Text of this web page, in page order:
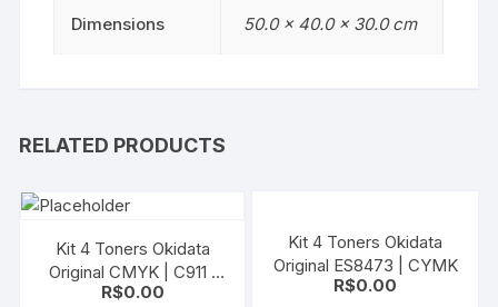
Dimensions 50.0 × 40.0 × 30.0 cm
RELATED PRODUCTS
Kit 4 Toners Okidata
Original CMYK | C911 |
C931 | C941
R$0.00
Kit 4 Toners Okidata
Original ES8473 | CYMK
R$0.00